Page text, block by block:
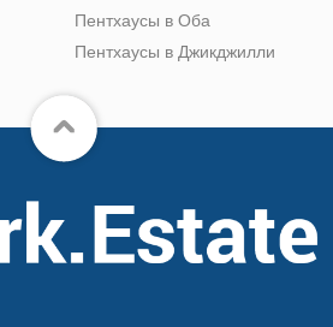
Пентхаусы в Оба
Пентхаусы в Джикджилли